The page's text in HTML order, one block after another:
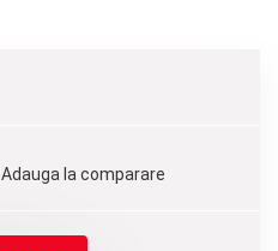
Adauga la comparare